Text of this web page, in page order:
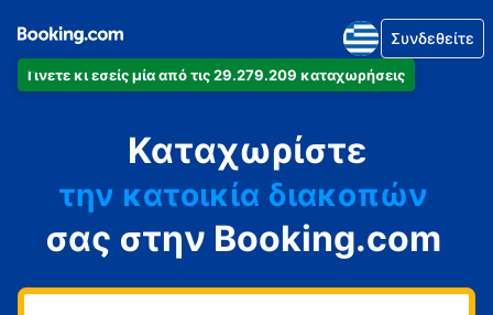
Γίνετε κι εσείς μία από τις 29.279.209 καταχωρήσεις
Συνδεθείτε
Καταχωρίστε
το ξενοδοχείο
την κατοικία διακοπών
τον ξενώνα
τη βίλα
σας στην Booking.com